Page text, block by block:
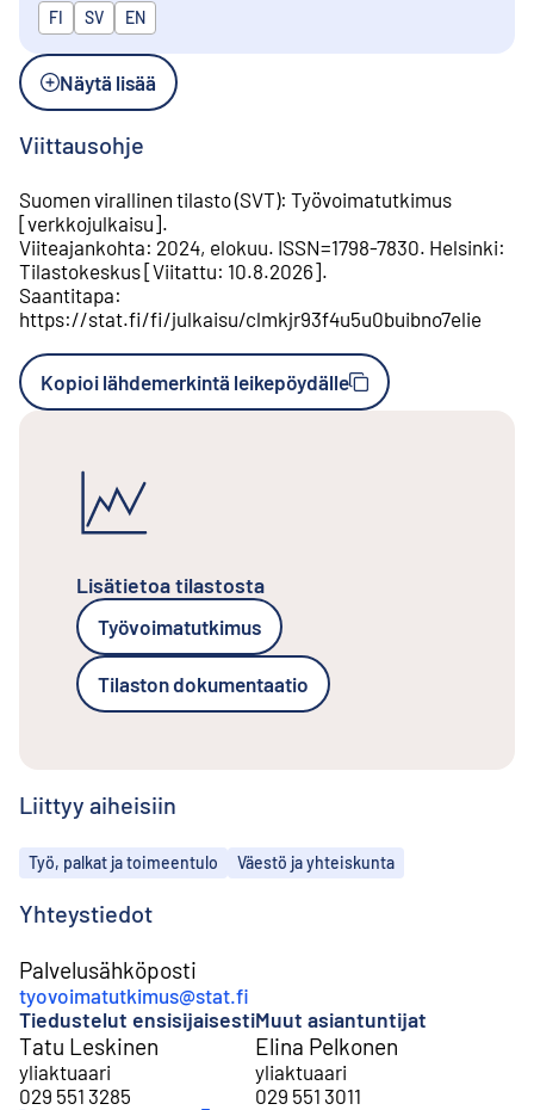
Julkaistaan kielillä
FI SV EN
Näytä lisää
Viittausohje
Suomen virallinen tilasto (SVT): Työvoimatutkimus
[verkkojulkaisu].
Viiteajankohta: 2024, elokuu. ISSN=1798-7830. Helsinki:
Tilastokeskus [Viitattu: 10.8.2026].
Saantitapa:
https://stat.fi/fi/julkaisu/clmkjr93f4u5u0buibno7elie
Kopioi lähdemerkintä leikepöydälle
Lisätietoa tilastosta
Työvoimatutkimus
Tilaston dokumentaatio
Liittyy aiheisiin
Aiheet
Työ, palkat ja toimeentulo Väestö ja yhteiskunta
Yhteystiedot
Palvelusähköposti
tyovoimatutkimus@stat.fi
Tiedustelut ensisijaisesti
Tatu Leskinen
yliaktuaari
029 551 3285
Muut asiantuntijat
Elina Pelkonen
yliaktuaari
029 551 3011